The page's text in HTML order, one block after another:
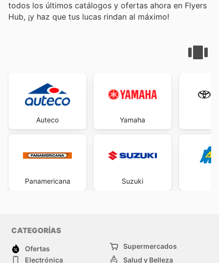
todos los últimos catálogos y ofertas ahora en Flyers
Hub, ¡y haz que tus lucas rindan al máximo!
Auteco
Panamericana
Yamaha
Suzuki
CATEGORÍAS
Ofertas
Supermercados
Electrónica
Salud y Belleza